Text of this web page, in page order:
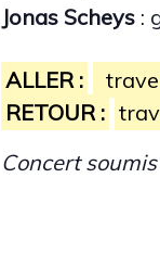
Jonas Scheys :
ALLER :
RETOUR :
Concert